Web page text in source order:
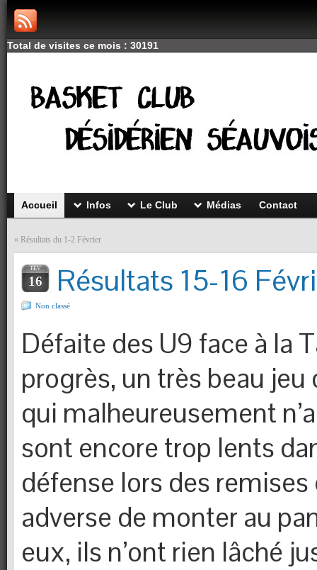
Total de visites ce mois : 30191
Accueil Infos Le Club Médias Contact
« Résultats du 1-2 Février
FÉV
16 Résultats 15-16
Non classé
Défaite des U9 face à la
progrès, un très beau jeu
qui malheureusement
sont encore trop lents
défense lors des
adverse de monter au
eux, ils n’ont rien lâché